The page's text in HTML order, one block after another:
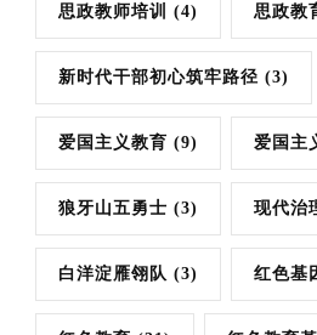
思政教师培训 (4) 思政教
新时代干部初心筑牢路径 (3)
爱国主义教育 (9) 爱国主
狼牙山五勇士 (3) 现代治
白洋淀雁翎队 (3) 红色基